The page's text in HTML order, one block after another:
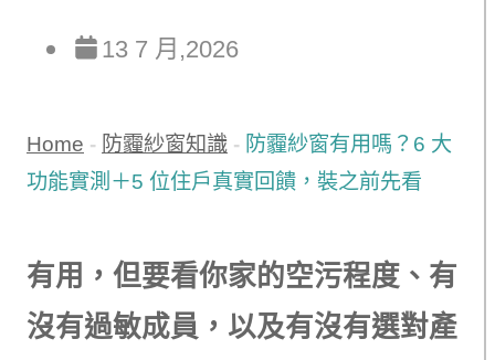
13 7 月,2026
Home - 防霾紗窗知識 - 防霾紗窗有用嗎？6 大
功能實測＋5 位住戶真實回饋，裝之前先看
有用，但要看你家的空污程度、有
沒有過敏成員，以及有沒有選對產